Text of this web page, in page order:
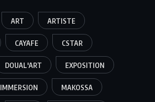
ART ARTISTE
CAYAFE CSTAR
DOUAL'ART EXPOSITION
IMMERSION MAKOSSA